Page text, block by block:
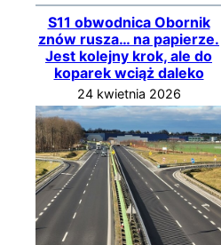
S11 obwodnica Obornik
znów rusza… na papierze.
Jest kolejny krok, ale do
koparek wciąż daleko
24 kwietnia 2026